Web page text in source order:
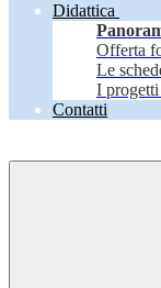
Didattica
Offerta
Le
I progetti
Contatti